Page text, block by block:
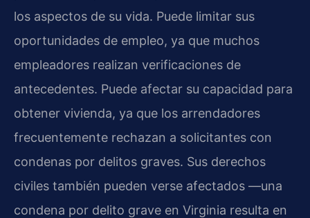
los aspectos de su vida. Puede limitar sus
oportunidades de empleo, ya que muchos
empleadores realizan verificaciones de
antecedentes. Puede afectar su capacidad para
obtener vivienda, ya que los arrendadores
frecuentemente rechazan a solicitantes con
condenas por delitos graves. Sus derechos
civiles también pueden verse afectados —una
condena por delito grave en Virginia resulta en